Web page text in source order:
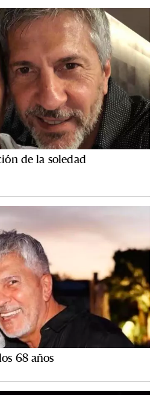
de la soledad
68 años